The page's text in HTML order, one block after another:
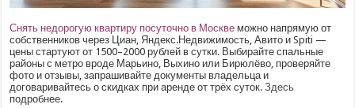
Снять недорогую квартиру посуточно в Москве можно напрямую от
собственников через Циан, Яндекс.Недвижимость, Авито и Spiti —
цены стартуют от 1500–2000 рублей в сутки. Выбирайте спальные
районы с метро вроде Марьино, Выхино или Бирюлёво, проверяйте
фото и отзывы, запрашивайте документы владельца и
договаривайтесь о скидках при аренде от трёх суток.Здесь
подробнее.